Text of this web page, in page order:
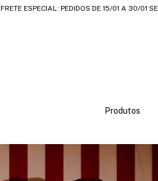
FRETE ESPECIAL: PEDIDOS DE 15/01 A 30/01
Produtos